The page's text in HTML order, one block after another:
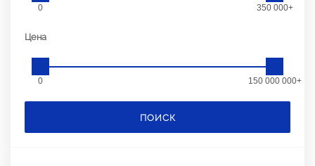
0 350 000+
Цена
0 150 000 000+
ПОИСК